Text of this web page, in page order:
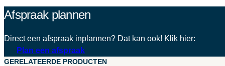
Afspraak plannen
Direct een afspraak inplannen? Dat kan ook! Klik hier:
Plan een afspraak
GERELATEERDE PRODUCTEN